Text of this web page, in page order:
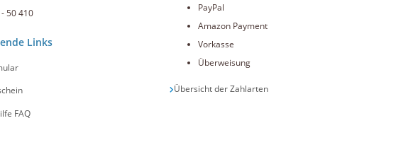
50 410
Links
FAQ
PayPal
Amazon Payment
Vorkasse
Überweisung
Übersicht der Zahlarten